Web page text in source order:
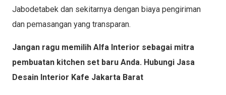
Jabodetabek dan sekitarnya dengan biaya pengiriman
dan pemasangan yang transparan.
Jangan ragu memilih Alfa Interior sebagai mitra
pembuatan kitchen set baru Anda. Hubungi Jasa
Desain Interior Kafe Jakarta Barat